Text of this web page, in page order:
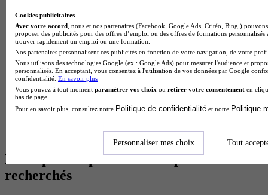
Cap Fleuriste en alternance
BTS Sio en alternance
MSc Marketing Digital en alternance
BTS Gpme en alternance
Cap Electricien en alternance
BTS Gpn en alternance
BTS Domotique en alternance
BAC Pro Agora en alternance
BTS Sta en alternance
BTS Iris en alternance
BTS Ati en alternance
Les diplômes par filière les plus
recherchés
Cookies publicitaires
Avec votre accord , nous et nos partenaires (Facebook, Google Ads, Critéo, Bing,)
proposer des publicités pour des offres d’emploi ou des offres de formations
trouver rapidement un emploi ou une formation.
Nos partenaires personnalisent ces publicités en fonction de votre navigation, de votre
Nous utilisons des technologies Google (ex : Google Ads) pour mesurer l'audience et
personnalisés. En acceptant, vous consentez à l'utilisation de vos données par Google
confidentialité. En savoir plus
Vous pouvez à tout moment paramétrer vos choix ou retirer votre consentement en
bas de page.
Pour en savoir plus, consultez notre Politique de confidentialité et notre Politique
Personnaliser mes choix Tout